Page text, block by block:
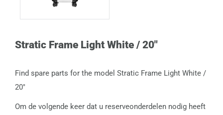
Stratic Frame Light White / 20"
Find spare parts for the model Stratic Frame Light White /
20"
Om de volgende keer dat u reserveonderdelen nodig heeft